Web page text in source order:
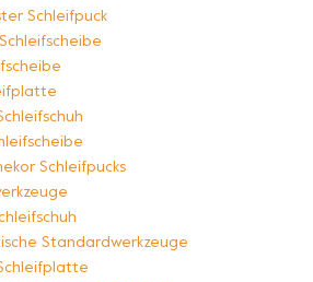
Schleifpuck
Schleifpucks
Standardwerkzeuge